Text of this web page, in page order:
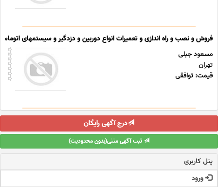
فروش و نصب و راه اندازی و تعمیرات انواع دوربین و دزدگیر و سیستمهای
مسعود جبلی
تهران
قیمت: توافقی
درج آگهی رایگان
ثبت آگهی متنی(بدون محدودیت)
پنل کاربری
ورود